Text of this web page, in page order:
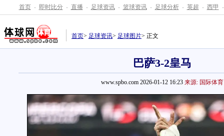
首页 - 即时比分 - 直播 - 足球资讯 - 篮球资讯 - 足球分析 - 英超 - 西甲 -
首页> 足球资讯> 足球图片> 正文
巴萨3-2皇马
www.spbo.com 2026-01-12 16:23 来源: 国际体育